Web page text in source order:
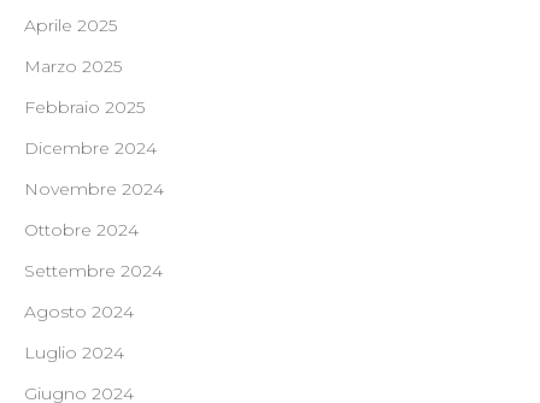
Aprile 2025
Marzo 2025
Febbraio 2025
Dicembre 2024
Novembre 2024
Ottobre 2024
Settembre 2024
Agosto 2024
Luglio 2024
Giugno 2024